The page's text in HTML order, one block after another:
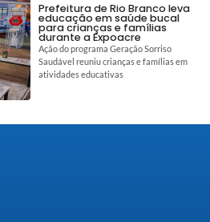
Prefeitura de Rio Branco leva
educação em saúde bucal
para crianças e famílias
durante a Expoacre
Ação do programa Geração Sorriso
Saudável reuniu crianças e famílias em
atividades educativas